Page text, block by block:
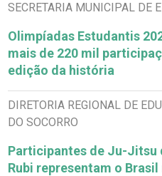
SECRETARIA MUNICIPAL DE
Olimpíadas Estudantis
mais de 220 mil
edição da história
DIRETORIA REGIONAL DE
DO SOCORRO
Participantes de Ju-Jitsu
Rubi representam o Brasil